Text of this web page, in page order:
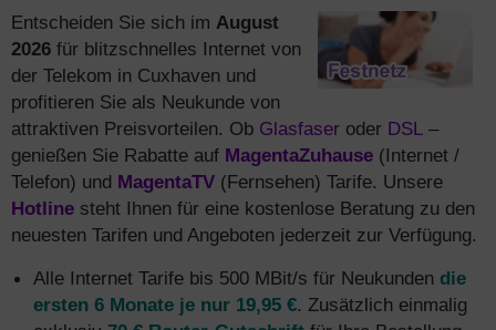
Entscheiden Sie sich im August
2026 für blitzschnelles Internet von
der Telekom in Cuxhaven und
profitieren Sie als Neukunde von
attraktiven Preisvorteilen. Ob Glasfaser oder DSL –
genießen Sie Rabatte auf MagentaZuhause (Internet /
Telefon) und MagentaTV (Fernsehen) Tarife. Unsere
Hotline steht Ihnen für eine kostenlose Beratung zu den
neuesten Tarifen und Angeboten jederzeit zur Verfügung.
Alle Internet Tarife bis 500 MBit/s für Neukunden die
ersten 6 Monate je nur 19,95 €. Zusätzlich einmalig